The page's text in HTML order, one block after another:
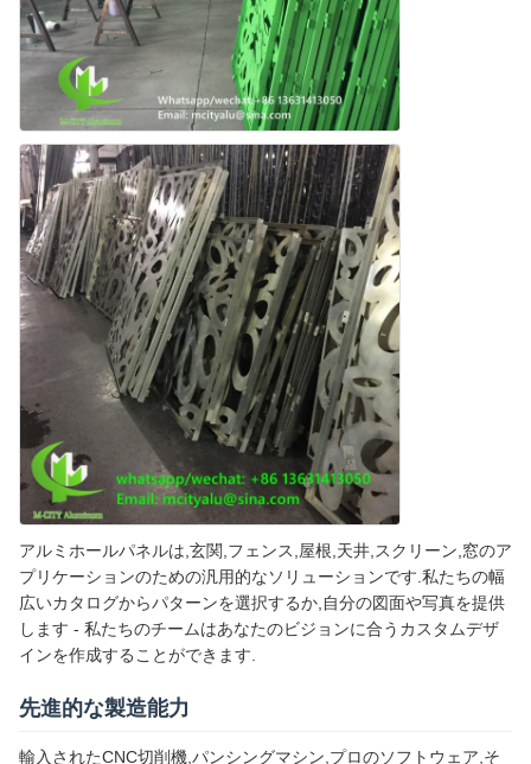
アルミホールパネルは,玄関,フェンス,屋根,天井,スクリーン,窓のア
プリケーションのための汎用的なソリューションです.私たちの幅
広いカタログからパターンを選択するか,自分の図面や写真を提供
します - 私たちのチームはあなたのビジョンに合うカスタムデザ
インを作成することができます.
先進的な製造能力
輸入されたCNC切削機,パンシングマシン,プロのソフトウェア,そ